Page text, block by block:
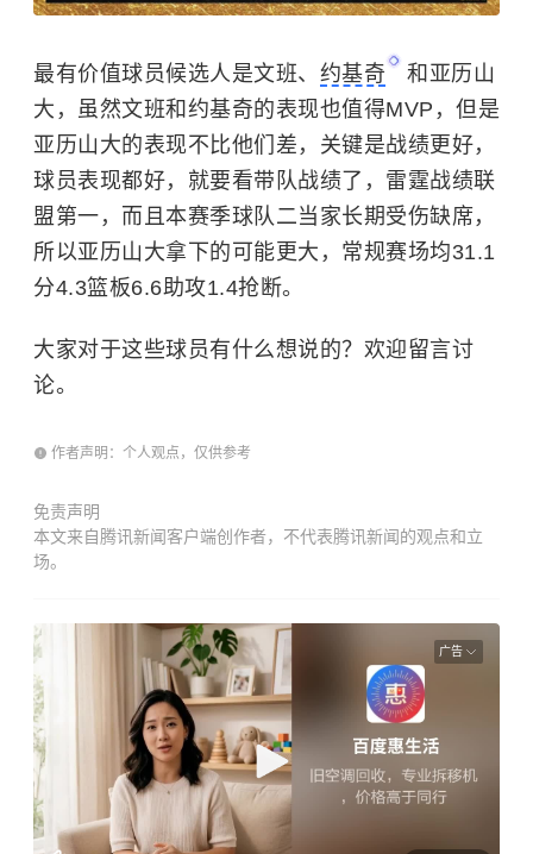
最有价值球员候选人是文班、 约基奇
和亚历山
大，虽然文班和约基奇的表现也值得MVP，但是
亚历山大的表现不比他们差，关键是战绩更好，
球员表现都好，就要看带队战绩了，雷霆战绩联
盟第一，而且本赛季球队二当家长期受伤缺席，
所以亚历山大拿下的可能更大，常规赛场均31.1
分4.3篮板6.6助攻1.4抢断。
大家对于这些球员有什么想说的？欢迎留言讨
论。
作者声明：个人观点，仅供参考
免责声明
本文来自腾讯新闻客户端创作者，不代表腾讯新闻的观点和立
场。
广告